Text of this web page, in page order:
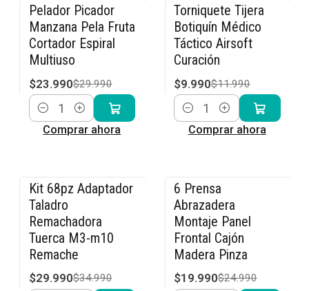
-20% OFF
Pelador Picador
Manzana Pela Fruta
Cortador Espiral
Multiuso
$23.990$29.990
Cantidad
Comprar ahora
-17% OFF
Torniquete Tijera
Botiquín Médico
Táctico Airsoft
Curación
$9.990$11.990
Cantidad
Comprar ahora
-14% OFF
Kit 68pz Adaptador
Taladro
Remachadora
Tuerca M3-m10
Remache
$29.990$34.990
-20% OFF
6 Prensa
Abrazadera
Montaje Panel
Frontal Cajón
Madera Pinza
$19.990$24.990